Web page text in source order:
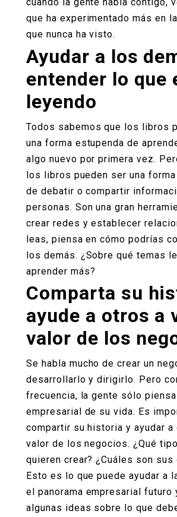
que ha experimentado más en
que nunca ha visto.
Ayudar a los
entender lo que
leyendo
Todos sabemos que los libros
una forma estupenda de
algo nuevo por primera vez.
los libros pueden ser una
de debatir o compartir
personas. Son una gran
crear redes y establecer
leas, piensa en cómo podrías
los demás. ¿Sobre qué temas
aprender más?
Comparta su
ayude a otros a
valor de los
Se habla mucho de crear un
desarrollarlo y dirigirlo. Pero
frecuencia, la gente sólo
empresarial de su vida. Es
compartir su historia y ayudar
valor de los negocios. ¿Qué
quieren crear? ¿Cuáles son sus
Esto es lo que puede ayudar a
el panorama empresarial futuro
algunas ideas sobre lo que